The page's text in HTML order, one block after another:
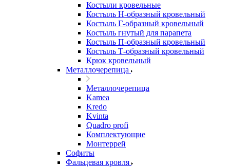
Костыли кровельные
Костыль H-образный кровельный
Костыль Г-образный кровельный
Костыль гнутый для парапета
Костыль П-образный кровельный
Костыль Т-образный кровельный
Крюк кровельный
Металлочерепица
Металлочерепица
Kamea
Kredo
Kvinta
Quadro profi
Комплектующие
Монтеррей
Софиты
Фальцевая кровля